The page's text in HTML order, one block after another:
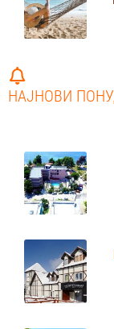
НАЈНОВИ